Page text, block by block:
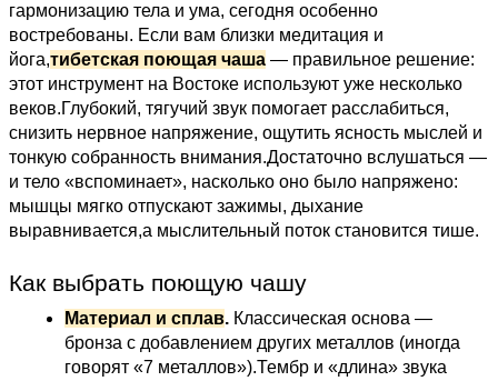
гармонизацию тела и ума, сегодня особенно
востребованы. Если вам близки медитация и
йога,тибетская поющая чаша — правильное решение:
этот инструмент на Востоке используют уже несколько
веков.Глубокий, тягучий звук помогает расслабиться,
снизить нервное напряжение, ощутить ясность мыслей и
тонкую собранность внимания.Достаточно вслушаться —
и тело «вспоминает», насколько оно было напряжено:
мышцы мягко отпускают зажимы, дыхание
выравнивается,а мыслительный поток становится тише.
Как выбрать поющую чашу
Материал и сплав. Классическая основа —
бронза с добавлением других металлов (иногда
говорят «7 металлов»).Тембр и «длина» звука